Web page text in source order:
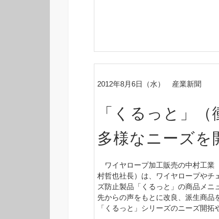
2012年8月6日（水） 産業新聞
「くるっと」
多様なニーズを
ワイヤロープ加工販売の中村工業
村哲也社長）は、ワイヤロープやチ
ズ防止製品「くるっと」の商品メニ
先からの声をもとに改良、派生商品
「くるっと」シリーズのニーズ開拓